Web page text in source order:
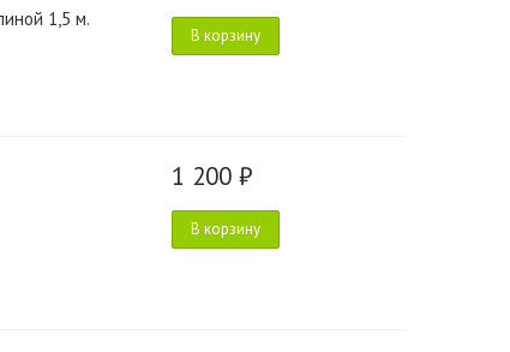
1,5 м.
В корзину
1 200 ₽
В корзину